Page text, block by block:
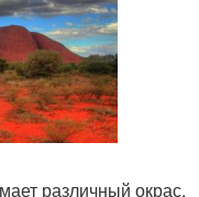
различный окрас.